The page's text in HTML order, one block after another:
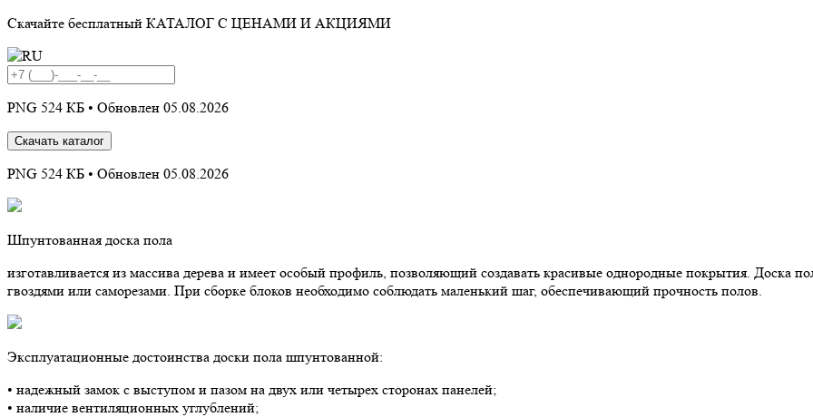
Скачайте бесплатный КАТАЛОГ С ЦЕНАМИ И АКЦИЯМИ
PNG 524 КБ • Обновлен 05.08.2026
Скачать каталог
PNG 524 КБ • Обновлен 05.08.2026
Шпунтованная доска пола
изготавливается из массива дерева и имеет особый профиль, позволяющий создавать красивые однородные покрытия. Доска
гвоздями или саморезами. При сборке блоков необходимо соблюдать маленький шаг, обеспечивающий прочность полов.
Эксплуатационные достоинства доски пола шпунтованной:
• надежный замок с выступом и пазом на двух или четырех сторонах панелей;
• наличие вентиляционных углублений;